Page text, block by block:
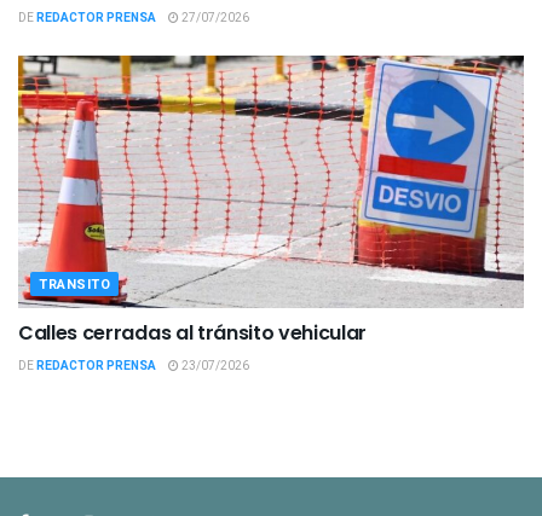
DEREDACTOR PRENSA 27/07/2026
TRANSITO
Calles cerradas al tránsito vehicular
DEREDACTOR PRENSA 23/07/2026